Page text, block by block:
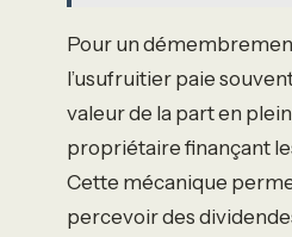
Pour un
l’usufruitier paie
valeur de la part en
propriétaire finançant
Cette mécanique
percevoir des